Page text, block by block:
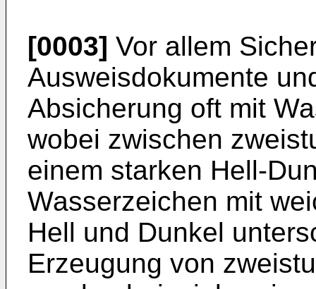
[0003] Vor allem
Ausweisdokumente
Absicherung oft mit
wobei zwischen
einem starken Hell-
Wasserzeichen mit
Hell und Dunkel
Erzeugung von